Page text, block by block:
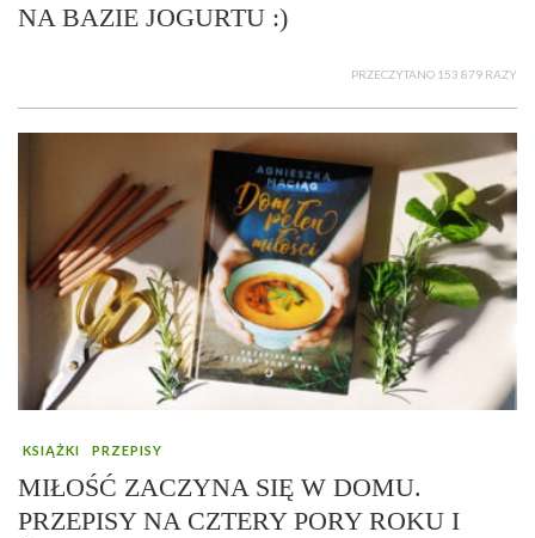
NA BAZIE JOGURTU :)
PRZECZYTANO 153 879 RAZY
KSIĄŻKI PRZEPISY
MIŁOŚĆ ZACZYNA SIĘ W DOMU.
PRZEPISY NA CZTERY PORY ROKU I